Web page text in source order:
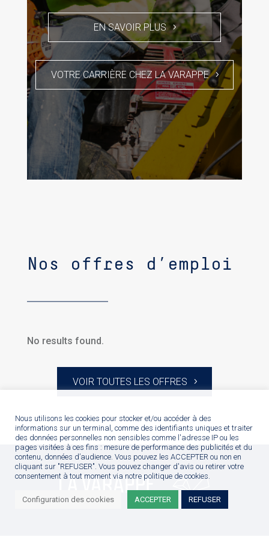
EN SAVOIR PLUS
VOTRE CARRIÈRE CHEZ LA VARAPPE
Nos offres d’emploi
No results found.
VOIR TOUTES LES OFFRES
Nous utilisons les cookies pour stocker et/ou accéder à des
informations sur un terminal, comme des identifiants uniques et traiter
des données personnelles non sensibles comme l'adresse IP ou les
pages visitées à ces fins : mesure de performance des publicités et du
contenu, données d’audience. Vous pouvez les ACCEPTER ou non en
cliquant sur "REFUSER". Vous pouvez changer d'avis ou retirer votre
consentement à tout moment via notre politique de cookies.
Configuration des cookies ACCEPTER REFUSER